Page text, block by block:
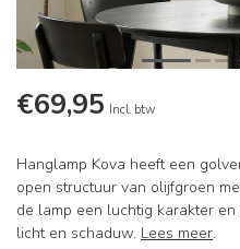
€69,95 Incl. btw
Hanglamp Kova heeft een
open structuur van olijfgroen
de lamp een luchtig karakter
licht en schaduw. Lees meer.